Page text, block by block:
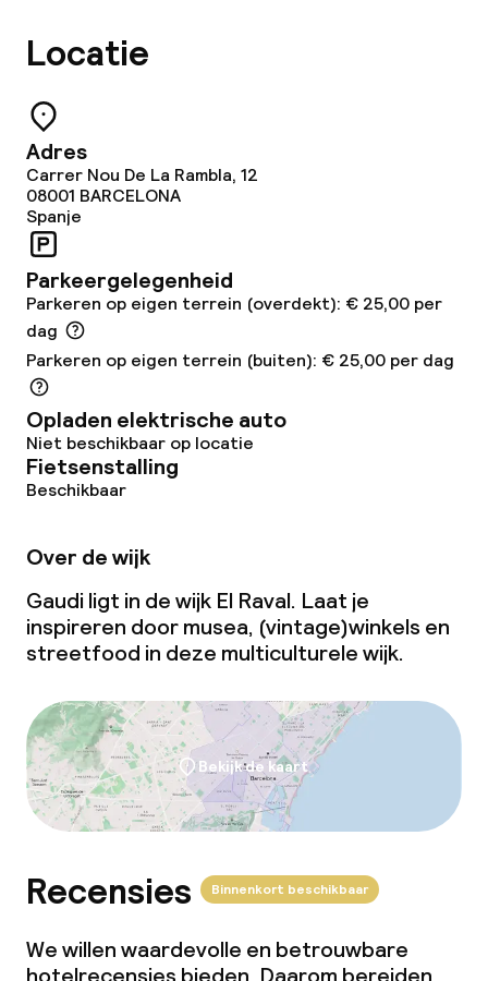
Vegetarische opties
Schoonmaakvoorzieningen
Wasservice
Zakelijke faciliteiten
Vergaderruimte
Overal rookvrij
Locatie
Adres
Carrer Nou De La Rambla, 12
08001 BARCELONA
Spanje
Parkeergelegenheid
Parkeren op eigen terrein (overdekt): € 25,00 per
dag
Parkeren op eigen terrein (buiten): € 25,00 per dag
Opladen elektrische auto
Niet beschikbaar op locatie
Fietsenstalling
Beschikbaar
Over de wijk
Gaudi ligt in de wijk El Raval. Laat je
inspireren door musea, (vintage)winkels en
streetfood in deze multiculturele wijk.
Bekijk de kaart
Recensies Binnenkort beschikbaar
We willen waardevolle en betrouwbare